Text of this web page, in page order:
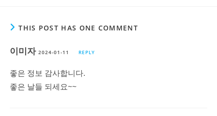
THIS POST HAS ONE COMMENT
이미자 2024-01-11 REPLY
좋은 정보 감사합니다.
좋은 날들 되세요~~